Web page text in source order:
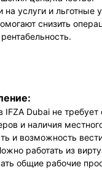
на услуги и льготные
снизить
Dubai не требует
и наличия
и возможность
работать из
общие рабочие